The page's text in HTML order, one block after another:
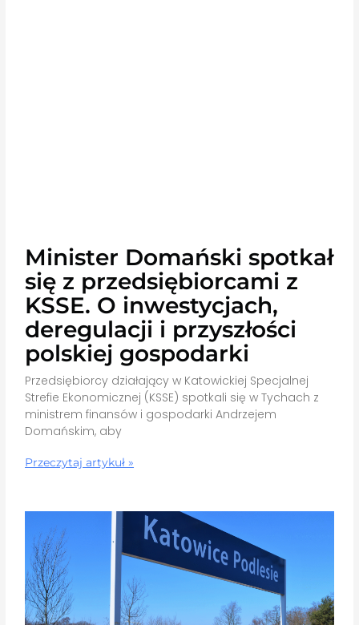
Minister Domański spotkał
się z przedsiębiorcami z
KSSE. O inwestycjach,
deregulacji i przyszłości
polskiej gospodarki
Przedsiębiorcy działający w Katowickiej Specjalnej
Strefie Ekonomicznej (KSSE) spotkali się w Tychach z
ministrem finansów i gospodarki Andrzejem
Domańskim, aby
Przeczytaj artykuł »